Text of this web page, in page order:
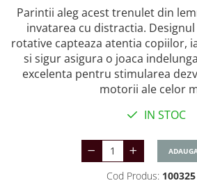
Parintii aleg acest trenulet din
invatarea cu distractia.
rotative capteaza atentia copiilor,
si sigur asigura o joaca
excelenta pentru stimularea
motorii ale celor
IN STOC
Cod Produs: 100325